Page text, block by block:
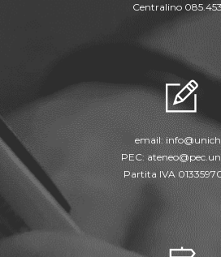
Centralino
email:
PEC:
Partita IVA